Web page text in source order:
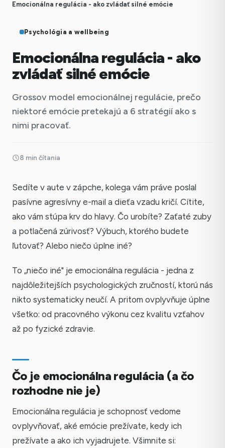
Emocionálna regulácia - ako zvládať silné emócie
Psychológia a wellbeing
Emocionálna regulácia - ako
zvládať silné emócie
Grossov model emocionálnej regulácie, prečo
niektoré emócie pretekajú a 6 stratégií ako s
nimi pracovať.
8 min čítania
Sedíte v aute v zápche, kolega vám práve poslal
pasívne agresívny e-mail a dieťa vzadu kričí. Cítite,
ako vám stúpa krv do hlavy. Čo urobíte? Zaťaté zuby
a potlačená zúrivosť? Výbuch, ktorého budete
ľutovať? Alebo niečo úplne iné?
To „niečo iné" je emocionálna regulácia - jedna z
najdôležitejších psychologických zručností, ktorú nás
nikto systematicky neučí. A pritom ovplyvňuje úplne
všetko: od pracovného výkonu cez kvalitu vzťahov
až po fyzické zdravie.
Čo je emocionálna regulácia (a čo
rozhodne nie je)
Emocionálna regulácia je schopnosť vedome
ovplyvňovať, aké emócie prežívate, kedy ich
prežívate a ako ich vyjadrujete. Všimnite si: